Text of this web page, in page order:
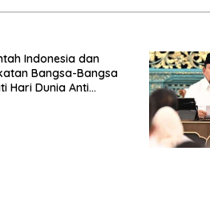
Indonesia dan
Bangsa-Bangsa
Hari Dunia Anti